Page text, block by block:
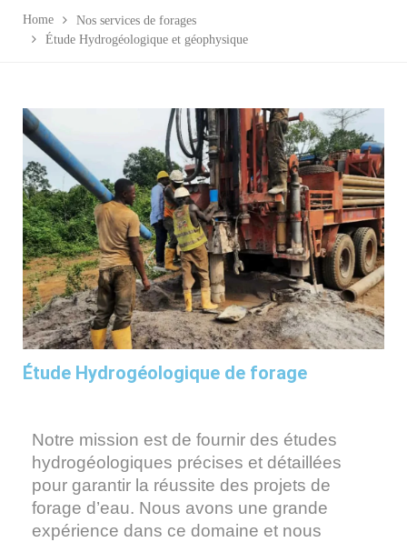
Home
Nos services de forages
Étude Hydrogéologique et géophysique
Étude Hydrogéologique de forage
Notre mission est de fournir des études
hydrogéologiques précises et détaillées
pour garantir la réussite des projets de
forage d’eau. Nous avons une grande
expérience dans ce domaine et nous